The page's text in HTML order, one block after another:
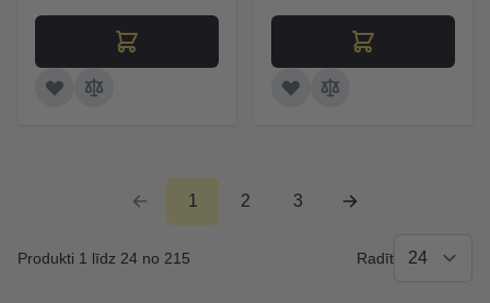
1 2 3
Produkti 1 līdz 24 no 215 Radīt